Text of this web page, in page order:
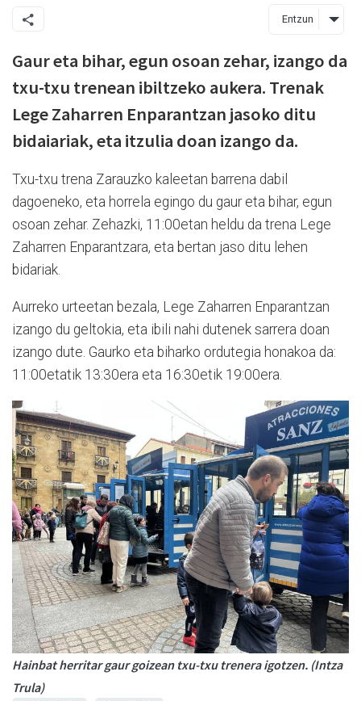
Entzun
Gaur eta bihar, egun osoan zehar, izango da
txu-txu trenean ibiltzeko aukera. Trenak
Lege Zaharren Enparantzan jasoko ditu
bidaiariak, eta itzulia doan izango da.
Txu-txu trena Zarauzko kaleetan barrena dabil
dagoeneko, eta horrela egingo du gaur eta bihar, egun
osoan zehar. Zehazki, 11:00etan heldu da trena Lege
Zaharren Enparantzara, eta bertan jaso ditu lehen
bidariak.
Aurreko urteetan bezala, Lege Zaharren Enparantzan
izango du geltokia, eta ibili nahi dutenek sarrera doan
izango dute. Gaurko eta biharko ordutegia honakoa da:
11:00etatik 13:30era eta 16:30etik 19:00era.
Hainbat herritar gaur goizean txu-txu trenera igotzen. (Intza
Trula)